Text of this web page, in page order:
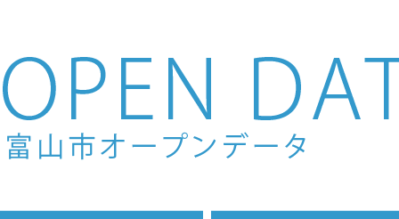
Skip to main content